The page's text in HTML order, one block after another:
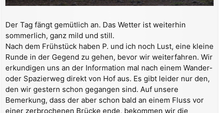
Der Tag fängt gemütlich an. Das Wetter ist weiterhin
sommerlich, ganz mild und still.
Nach dem Frühstück haben P. und ich noch Lust, eine kleine
Runde in der Gegend zu gehen, bevor wir weiterfahren. Wir
erkundigen uns an der Information mal nach einem Wander-
oder Spazierweg direkt von Hof aus. Es gibt leider nur den,
den wir gestern schon gegangen sind. Auf unsere
Bemerkung, dass der aber schon bald an einem Fluss vor
einer zerbrochenen Brücke ende, bekommen wir die